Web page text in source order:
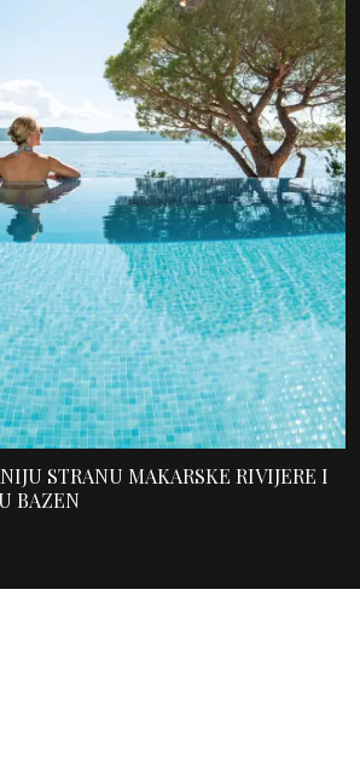
STRANU MAKARSKE RIVIJERE I
BAZEN